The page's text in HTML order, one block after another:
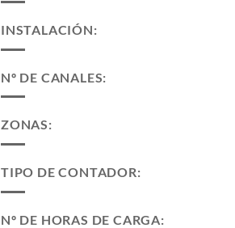
INSTALACIÓN:
Nº DE CANALES:
ZONAS:
TIPO DE CONTADOR:
Nº DE HORAS DE CARGA: